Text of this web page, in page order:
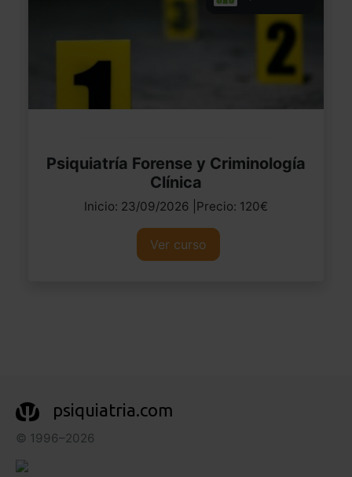
Psiquiatría Forense y Criminología
Clínica
Inicio: 23/09/2026 |Precio: 120€
Ver curso
psiquiatria.com
© 1996–2026